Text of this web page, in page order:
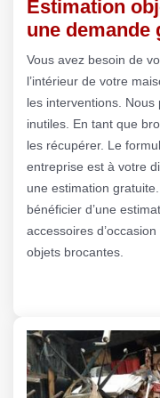
Estimation
une demande
Vous avez besoin de
l’intérieur de votre
les interventions.
inutiles. En tant que
les récupérer. Le
entreprise est à votre
une estimation
bénéficier d’une
accessoires
objets brocantes.